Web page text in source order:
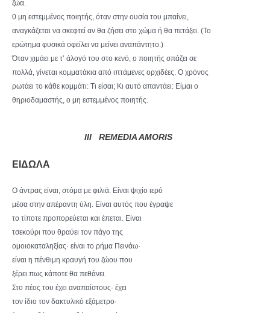
ζώα.
0 μη εστεμμένος ποιητής, όταν στην ουσία του μπαίνει,
αναγκάζεται να σκεφτεί αν θα ζήσει στο χώμα ή θα πετάξει. (Το
ερώτημα φυσικά οφείλει να μείνει αναπάντητο.)
Όταν χιμάει με τ’ άλογό του στο κενό, ο ποιητής σπάζει σε
πολλά, γίνεται κομματάκια από ιπτάμενες ορχιδέες. Ο χρόνος
ρωτάει το κάθε κομμάτι: Τι είσαι; Κι αυτό απαντάει: Είμαι ο
θηριοδαμαστής, ο μη εστεμμένος ποιητής.
ΙΙΙ REMEDIA AMORIS
ΕΙΔΩΛΑ
Ο άντρας είναι, στόμα με φιλιά. Είναι ψιχίο ιερό
μέσα στην απέραντη ύλη. Είναι αυτός που έγραψε
το τίποτε προπορεύεται και έπεται. Είναι
τσεκούρι που θραύει τον πάγο της
ομοιοκαταληξίας· είναι το ρήμα Πεινάω·
είναι η πένθιμη κραυγή του ζώου που
ξέρει πως κάποτε θα πεθάνει.
Στο πέος του έχει αναπαίστους· έχει
τον ίδιο τον δακτυλικό εξάμετρο·